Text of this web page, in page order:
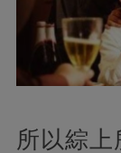
所以綜